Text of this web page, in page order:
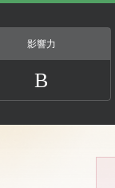
影響力
B